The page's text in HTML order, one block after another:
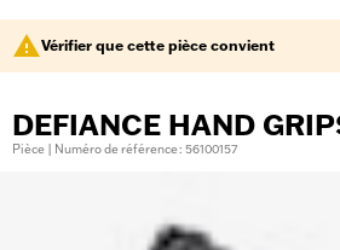
Vérifier que cette pièce convient
DEFIANCE HAND
Pièce | Numéro de référence : 56100157